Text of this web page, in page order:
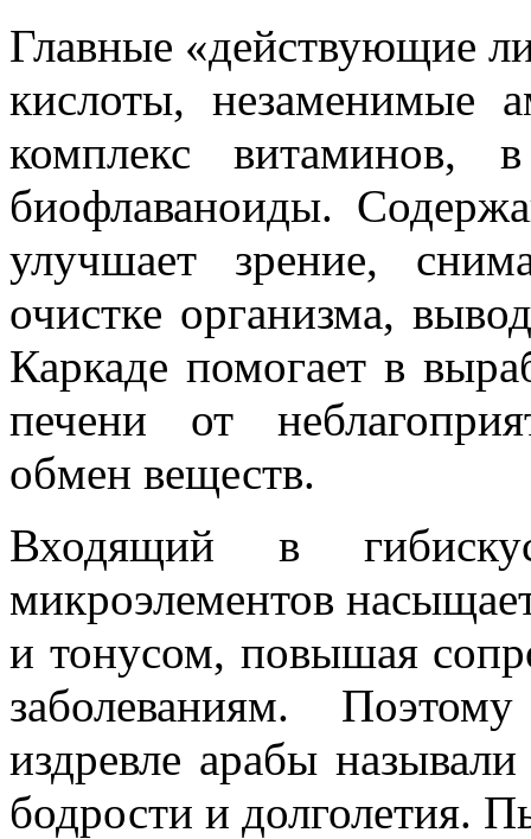
Главные «действующие
кислоты, незаменимые
комплекс
биофлаваноиды.
улучшает зрение,
очистке организма,
Каркаде помогает в
печени от
обмен веществ.
Входящий в
микроэлементов
и тонусом, повышая
заболеваниям.
издревле арабы
бодрости и долголетия.